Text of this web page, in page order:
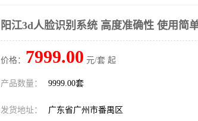
阳江3d人脸识别系统 高度准确性 使用简
价格： 7999.00 元/套 起
产品数量： 9999.00套
发货地址： 广东省广州市番禺区